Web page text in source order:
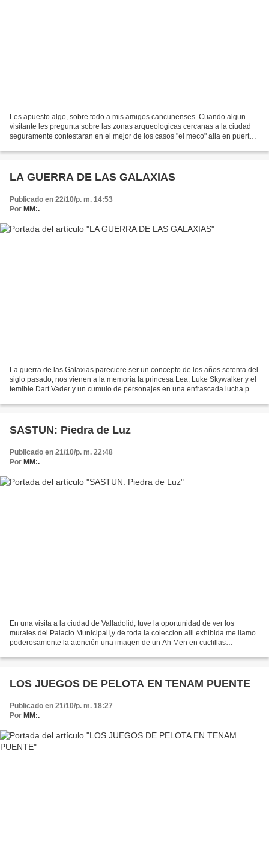
Les apuesto algo, sobre todo a mis amigos cancunenses. Cuando algun
visitante les pregunta sobre las zonas arqueologicas cercanas a la ciudad
seguramente contestaran en el mejor de los casos "el meco" alla en puerto
LA GUERRA DE LAS GALAXIAS
Publicado en 22/10/p. m. 14:53
Por MM:.
La guerra de las Galaxias pareciere ser un concepto de los años setenta del
siglo pasado, nos vienen a la memoria la princesa Lea, Luke Skywalker y el
temible Dart Vader y un cumulo de personajes en una enfrascada lucha por
SASTUN: Piedra de Luz
Publicado en 21/10/p. m. 22:48
Por MM:.
En una visita a la ciudad de Valladolid, tuve la oportunidad de ver los
murales del Palacio MunicipalI,y de toda la coleccion alli exhibida me llamo
poderosamente la atención una imagen de un Ah Men en cuclillas
LOS JUEGOS DE PELOTA EN TENAM PUENTE
Publicado en 21/10/p. m. 18:27
Por MM:.